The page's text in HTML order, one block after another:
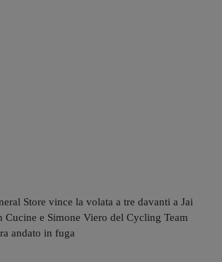
Store vince la volata a tre davanti a Jai
Cucine e Simone Viero del Cycling Team
andato in fuga